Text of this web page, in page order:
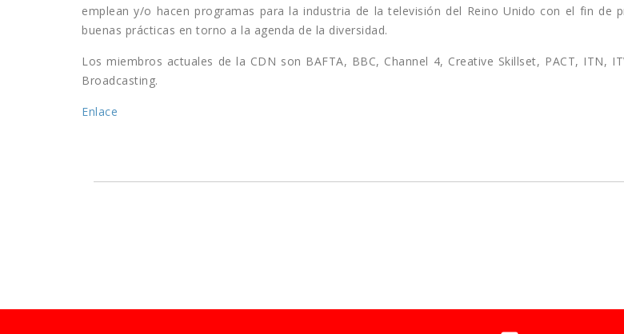
emplean y/o hacen programas para la industria de la televisión del Reino Unido con el fin de
buenas prácticas en torno a la agenda de la diversidad.
Los miembros actuales de la CDN son BAFTA, BBC, Channel 4, Creative Skillset, PACT, ITN,
Broadcasting.
Enlace